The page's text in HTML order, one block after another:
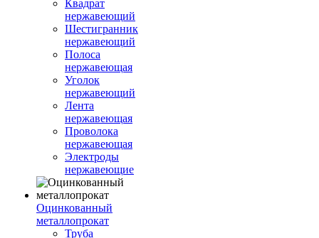
Квадрат
нержавеющий
Шестигранник
нержавеющий
Полоса
нержавеющая
Уголок
нержавеющий
Лента
нержавеющая
Проволока
нержавеющая
Электроды
нержавеющие
Оцинкованный
металлопрокат
Труба